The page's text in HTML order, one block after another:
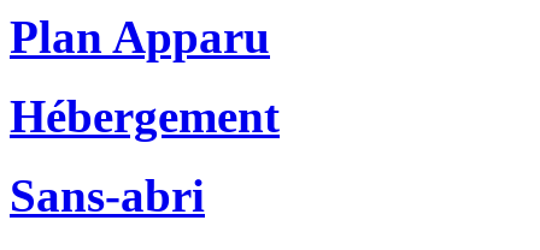
Plan Apparu
Hébergement
Sans-abri